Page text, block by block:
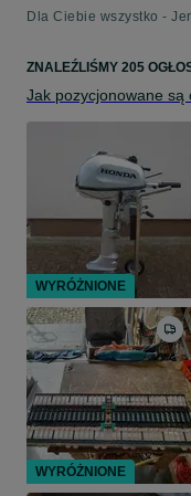
Dla Ciebie wszystko -
ZNALEŹLIŚMY 205
Jak pozycjonowane są
WYRÓŻNIONE
WYRÓŻNIONE